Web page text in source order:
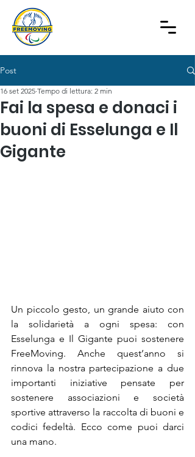
Post
Fai la spesa e donaci i
buoni di Esselunga e Il
Gigante
16 set 2025 Tempo di lettura: 2 min
Un piccolo gesto, un grande aiuto con
la
solidarietà a ogni spesa: con
Esselunga e Il Gigante puoi sostenere
FreeMoving. Anche quest’anno si
rinnova la nostra partecipazione a due
importanti iniziative pensate per
sostenere associazioni e società
sportive attraverso la raccolta di buoni e
codici fedeltà. Ecco come puoi darci
una mano.